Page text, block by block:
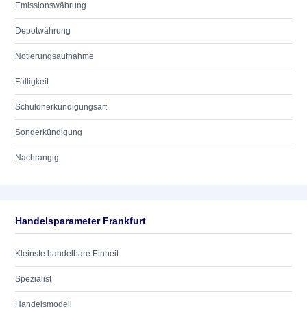
Emissionswährung
Depotwährung
Notierungsaufnahme
Fälligkeit
Schuldnerkündigungsart
Sonderkündigung
Nachrangig
Handelsparameter Frankfurt
Kleinste handelbare Einheit
Spezialist
Handelsmodell